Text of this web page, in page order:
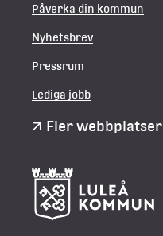
Påverka din kommun
Nyhetsbrev
Pressrum
Lediga jobb
Fler webbplatser